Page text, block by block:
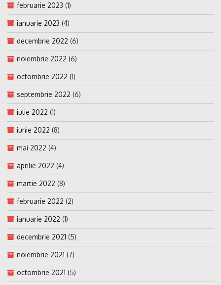
februarie 2023 (1)
ianuarie 2023 (4)
decembrie 2022 (6)
noiembrie 2022 (6)
octombrie 2022 (1)
septembrie 2022 (6)
iulie 2022 (1)
iunie 2022 (8)
mai 2022 (4)
aprilie 2022 (4)
martie 2022 (8)
februarie 2022 (2)
ianuarie 2022 (1)
decembrie 2021 (5)
noiembrie 2021 (7)
octombrie 2021 (5)